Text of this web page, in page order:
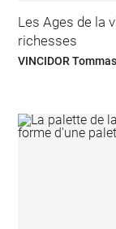
Les Ages de la
richesses